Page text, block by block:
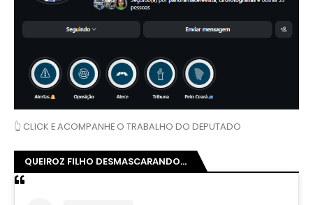
👆 CLICK E ACOMPANHE O TRABALHO DO DEPUTADO
QUEIROZ FILHO DESMASCARANDO...